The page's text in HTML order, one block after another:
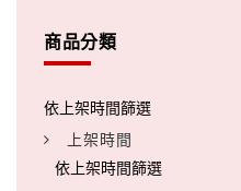
商品分類
上架時間